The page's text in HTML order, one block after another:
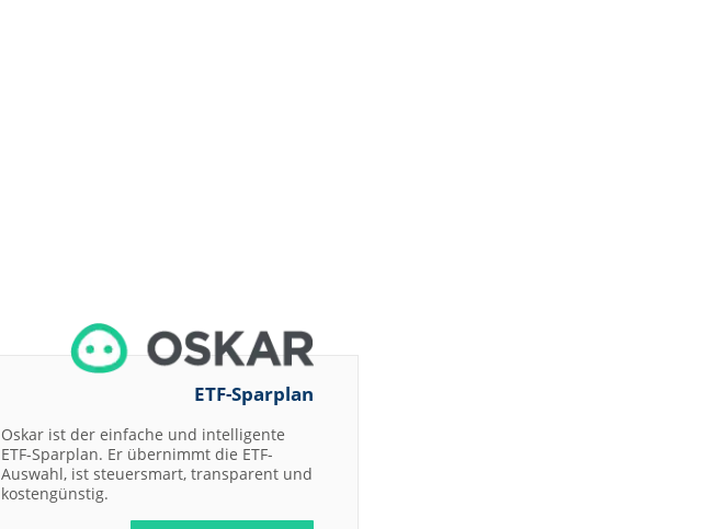
ETF-Sparplan
Oskar ist der einfache und intelligente
ETF-Sparplan. Er übernimmt die ETF-
Auswahl, ist steuersmart, transparent und
kostengünstig.